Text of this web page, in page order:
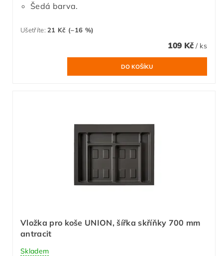
Šedá barva.
Ušetříte: 21 Kč (–16 %)
109 Kč / ks
Vložka pro koše UNION, šířka skříňky 700 mm
antracit
Skladem